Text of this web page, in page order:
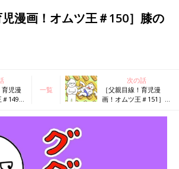
児漫画！オムツ王＃150］膝の
育児漫
149］
一覧
次の話
［父親目線！育児漫
画！オムツ王＃151］
～！